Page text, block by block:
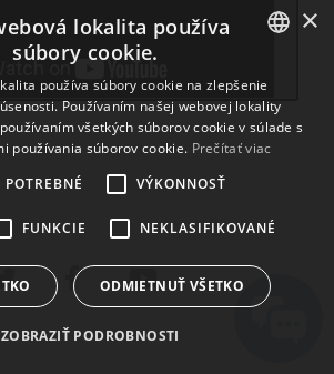
ENGLISH
BULGARIAN
CROATIAN
CZECH
DANISH
DUTCH
ESTONIAN
×
lokalita používa
súbory cookie.
používa súbory cookie na zlepšenie
Používaním našej webovej lokality
všetkých súborov cookie v súlade s
používania súborov cookie. Prečítať viac
VÝKONNOSŤ
FUNKCIE NEKLASIFIKOVANÉ
ODMIETNUŤ VŠETKO
ZOBRAZIŤ PODROBNOSTI